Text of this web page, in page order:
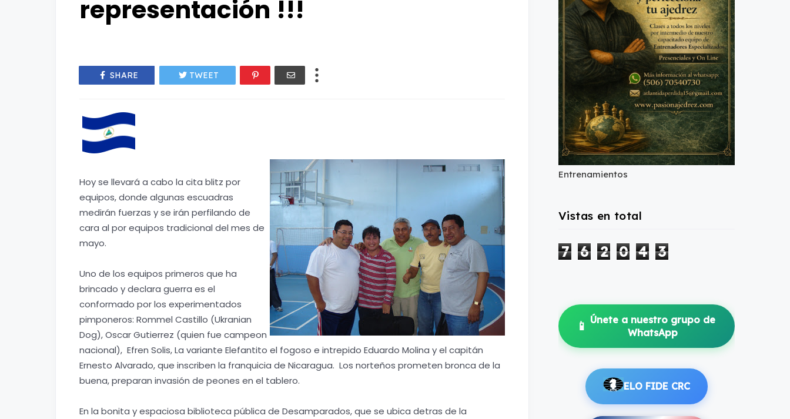
representación !!!
SHARE TWEET
Hoy se llevará a cabo la cita blitz por
equipos, donde algunas escuadras
medirán fuerzas y se irán perfilando de
cara al por equipos tradicional del mes de
mayo.
Uno de los equipos primeros que ha
brincado y declara guerra es el
conformado por los experimentados
pimponeros: Rommel Castillo (Ukranian
Dog), Oscar Gutierrez (quien fue campeon
nacional), Efren Solis, La variante Elefantito el fogoso e intrepido Eduardo Molina y el capitán
Ernesto Alvarado, que inscriben la franquicia de Nicaragua. Los norteños prometen bronca de la
buena, preparan invasión de peones en el tablero.
En la bonita y espaciosa biblioteca pública de Desamparados, que se ubica detras de la
Entrenamientos
Vistas en total
7 6 2 0 4 3
📱 Únete a nuestro grupo de
WhatsApp
ELO FIDE CRC